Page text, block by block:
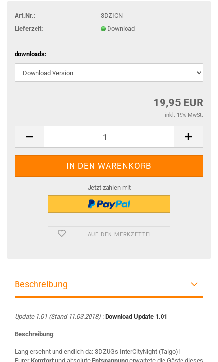
Art.Nr.:
3DZICN
Lieferzeit:
Download
downloads:
19,95 EUR
inkl. 19% MwSt.
Jetzt zahlen mit
AUF DEN MERKZETTEL
Beschreibung
Update 1.01 (Stand 11.03.2018) :Download Update 1.01
Beschreibung:
Lang ersehnt und endlich da: 3DZUGs InterCityNight (Talgo)!
PurerKomfort und absolute Entspannung erwartete die Gäste dieses